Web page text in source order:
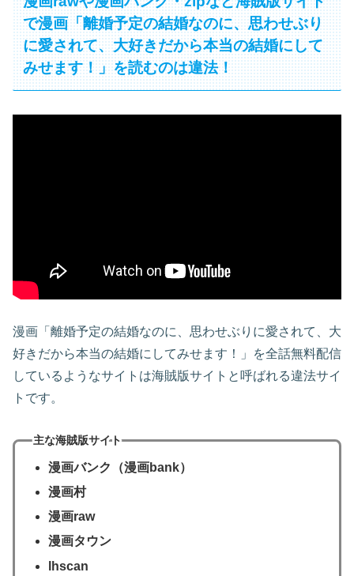
で漫画「離婚予定の結婚なのに、思わせぶり
に愛されて、大好きだから本当の結婚にして
みせます！」を読むのは違法！
漫画「離婚予定の結婚なのに、思わせぶりに愛されて、大
好きだから本当の結婚にしてみせます！」を全話無料配信
しているようなサイトは海賊版サイトと呼ばれる違法サイ
トです。
主な海賊版サイト
漫画バンク（漫画bank）
漫画村
漫画raw
漫画タウン
lhscan